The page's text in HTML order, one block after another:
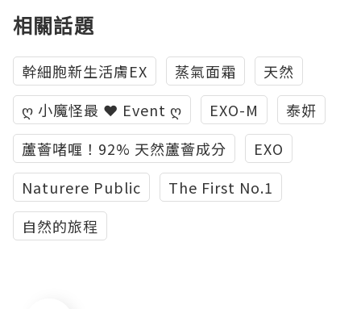
相關話題
幹細胞新生活膚EX 蒸氣面霜
天然
ღ 小魔怪最 ❤ Event ღ
EXO-M
泰妍
蘆薈啫喱！92% 天然蘆薈成分
EXO
Naturere Public
The First No.1
自然的旅程